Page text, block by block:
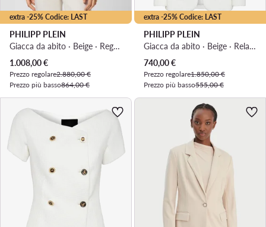
extra -25% Codice: LAST
PHILIPP PLEIN
Giacca da abito · Beige · Regular Fit
Prezzo attuale
1.008,00€
Prezzo regolare2.880,00 €
Prezzo più basso864,00 €
extra -25% Codice: LAST
PHILIPP PLEIN
Giacca da abito · Beige · Relaxed Fit
Prezzo attuale
740,00€
Prezzo regolare1.850,00 €
Prezzo più basso555,00 €